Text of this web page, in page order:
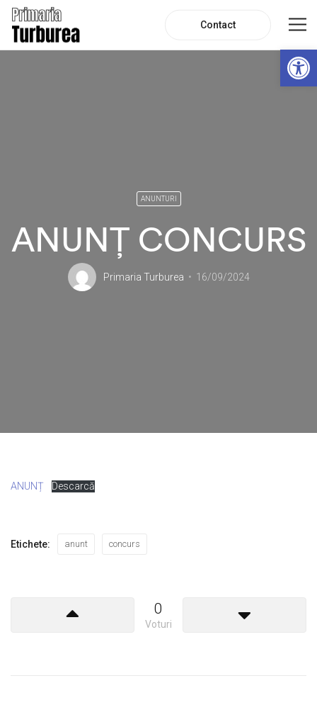
Contact
ANUNTURI
ANUNȚ CONCURS
Primaria Turburea 16/09/2024
ANUNȚ Descarcă
Etichete: anunt concurs
0
Voturi